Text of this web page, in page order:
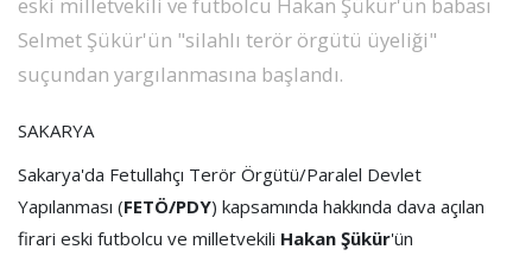
SPOR
VİDEO
GALERİ
Selmet Şükür'ün "silahlı terör örgütü üyeliği"
suçundan yargılanmasına başlandı.
SAKARYA
Sakarya'da Fetullahçı Terör Örgütü/Paralel Devlet
Yapılanması (FETÖ/PDY) kapsamında hakkında dava açılan
firari eski futbolcu ve milletvekili Hakan Şükür'ün